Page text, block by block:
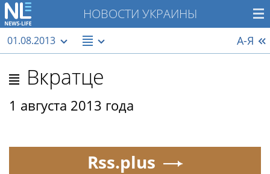
НОВОСТИ УКРАИНЫ
01.08.2013 А-Я
Вкратце
1 августа 2013 года
Rss.plus